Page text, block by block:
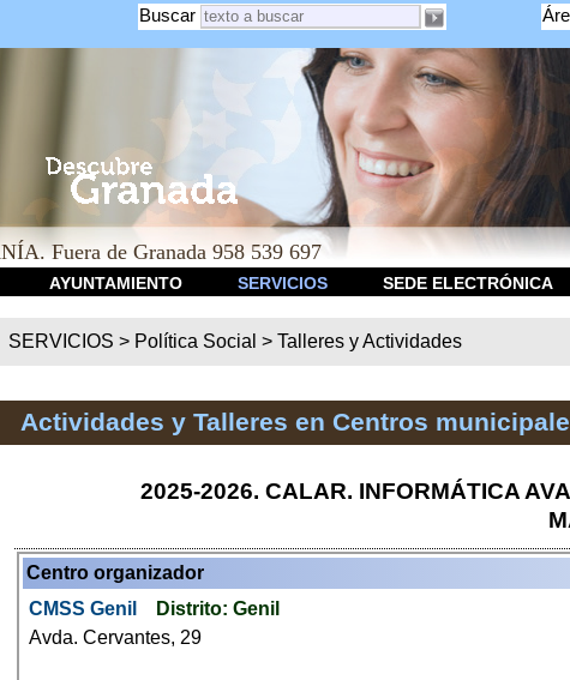
Buscar
Fuera de Granada 958 539 697
AYUNTAMIENTO SERVICIOS SEDE ELECTRÓNICA
SERVICIOS > Política Social >Talleres y Actividades
Actividades y Talleres en Centros
2025-2026. CALAR. INFORMÁTICA
Centro organizador
CMSS Genil
Distrito: Genil
Avda. Cervantes, 29